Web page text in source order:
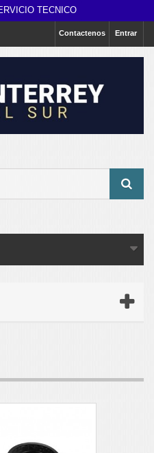
TECNICO
Entrar
Contactenos